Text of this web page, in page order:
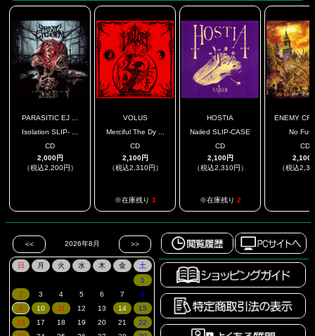
PARASITIC EJ ...
Isolation SLIP- ...
CD
2,000円
（税込2,200円）
VOLUS
Merciful The Dy ...
CD
2,100円
（税込2,310円）
※在庫残り 3
HOSTIA
Nailed SLIP-CASE
CD
2,100円
（税込2,310円）
※在庫残り 2
ENEMY
No
CD
2,100
（税込